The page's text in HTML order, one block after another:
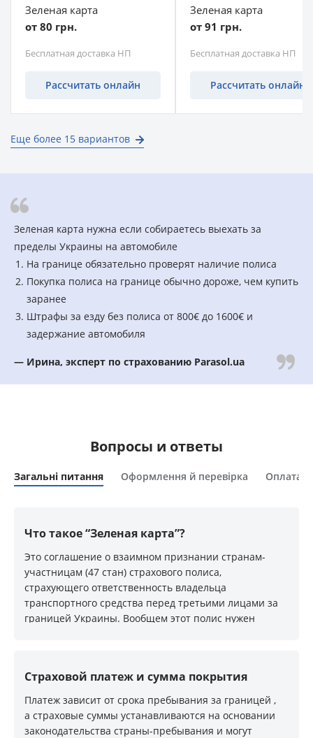
Еще более 15 вариантов
Зеленая карта
от 80 грн.
Бесплатная доставка НП
Рассчитать онлайн
Зеленая карта
от 91 грн.
Бесплатная доставка НП
Рассчитать онлайн
Зеленая карта нужна если собираетесь выехать за
пределы Украины на автомобиле
На границе обязательно проверят наличие полиса
Покупка полиса на границе обычно дороже, чем купить
заранее
Штрафы за езду без полиса от 800€ до 1600€ и
задержание автомобиля
— Ирина, эксперт по страхованию Parasol.ua
Вопросы и ответы
Загальні питання Оформлення й перевірка Оплата,
Что такое “Зеленая карта”?
Это соглашение о взаимном признании странам-
участницам (47 стан) страхового полиса,
страхующего ответственность владельца
транспортного средства перед третьими лицами за
границей Украины. Вообщем этот полис нужен
Страховой платеж и сумма покрытия
Платеж зависит от срока пребывания за границей ,
а страховые суммы устанавливаются на основании
законодательства страны-пребывания и могут